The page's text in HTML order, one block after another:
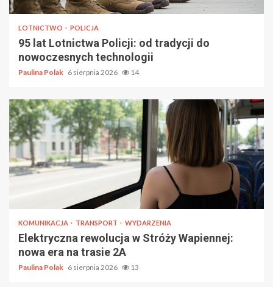
LOTNICTWO POLICJA
95 lat Lotnictwa Policji: od tradycji do
nowoczesnych technologii
Paulina Polak 6 sierpnia 2026 14
KOMUNIKACJA TRANSPORT WYDARZENIA
Elektryczna rewolucja w Stróży Wapiennej:
nowa era na trasie 2A
Paulina Polak 6 sierpnia 2026 13